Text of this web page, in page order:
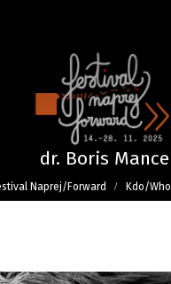
dr. Boris Mance
Naprej/Forward Kdo/Who